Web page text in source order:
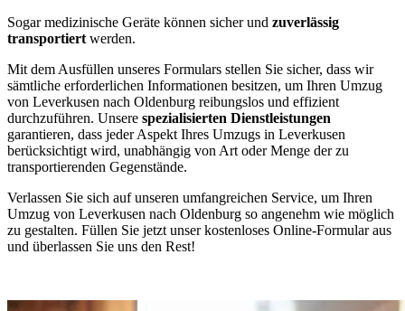
Sogar medizinische Geräte können sicher und zuverlässig
transportiert werden.
Mit dem Ausfüllen unseres Formulars stellen Sie sicher, dass wir
sämtliche erforderlichen Informationen besitzen, um Ihren Umzug
von Leverkusen nach Oldenburg reibungslos und effizient
durchzuführen. Unsere spezialisierten Dienstleistungen
garantieren, dass jeder Aspekt Ihres Umzugs in Leverkusen
berücksichtigt wird, unabhängig von Art oder Menge der zu
transportierenden Gegenstände.
Verlassen Sie sich auf unseren umfangreichen Service, um Ihren
Umzug von Leverkusen nach Oldenburg so angenehm wie möglich
zu gestalten. Füllen Sie jetzt unser kostenloses Online-Formular aus
und überlassen Sie uns den Rest!